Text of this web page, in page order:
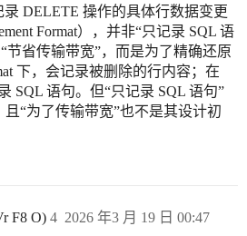
DELETE 操作的具体行数据变更
Format），并非“只记录 SQL 语
节省传输带宽”，而是为了精确还原
下，会记录被删除的行内容；在
SQL 语句。但“只记录 SQL 语句”
“为了传输带宽”也不是其设计初
F8 O) 2026 年3 月 19 日 00:47
4